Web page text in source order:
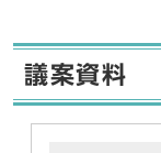
議案資料